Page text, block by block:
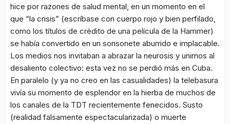
hice por razones de salud mental, en un momento en el
que “la crisis” (escríbase con cuerpo rojo y bien perfilado,
como los títulos de crédito de una película de la Hammer)
se había convertido en un sonsonete aburrido e implacable.
Los medios nos invitaban a abrazar la neurosis y unirnos al
desaliento colectivo: esta vez no se perdió más en Cuba.
En paralelo (y ya no creo en las casualidades) la telebasura
vivía su momento de esplendor en la hierba de muchos de
los canales de la TDT recientemente fenecidos. Susto
(realidad falsamente espectacularizada) o muerte